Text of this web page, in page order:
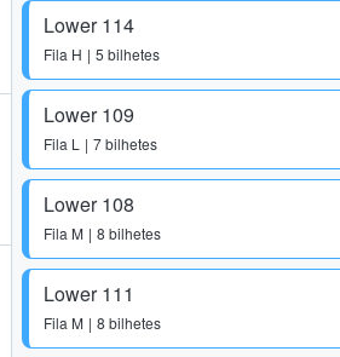
Lower 114
Fila H 5 bilhetes
Lower 109
Fila L 7 bilhetes
Lower 108
Fila M 8 bilhetes
Lower 111
Fila M 8 bilhetes